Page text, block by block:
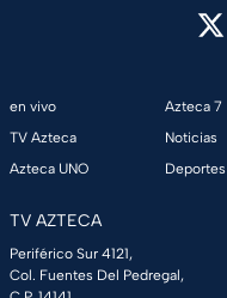
en vivo
TV Azteca
Azteca UNO
Azteca 7
Noticias
Deportes
TV AZTECA
Periférico Sur 4121,
Col. Fuentes Del Pedregal,